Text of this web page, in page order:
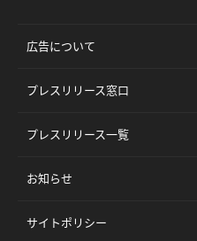
広告について
プレスリリース窓口
プレスリリース一覧
お知らせ
サイトポリシー